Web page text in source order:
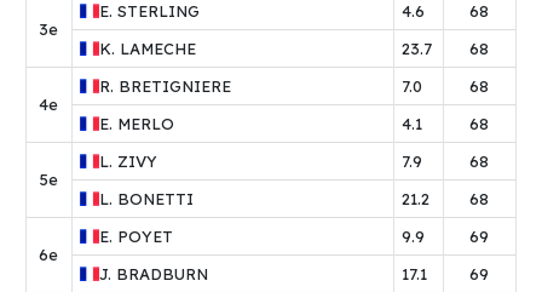
3e
E. STERLING 4.6
68
K. LAMECHE 23.7 68
4e
R. BRETIGNIERE 7.0
68
E. MERLO 4.1 68
5e
L. ZIVY 7.9
68
L. BONETTI 21.2 68
6e
E. POYET 9.9
69
J. BRADBURN 17.1 69